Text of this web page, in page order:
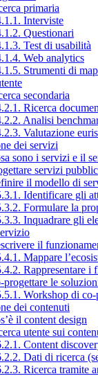
primaria
Interviste
Questionari
Test di usabilità
Web analytics
Strumenti di
secondaria
Ricerca
Analisi
Valutazione
dei servizi
sono i servizi e il
servizi
il modello di
Identificare gli
Formulare la
Inquadrare gli
il
Mappare
Rappresentare i
progettare le
Workshop di
dei contenuti
il content design
utente sui
Content
Dati di ricerca
Ricerca tramite